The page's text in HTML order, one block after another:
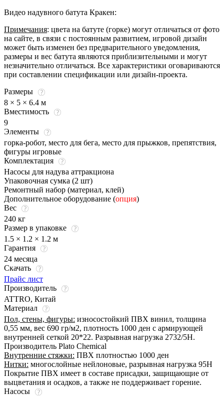
Видео надувного батута Кракен:
Примечания: цвета на батуте (горке) могут отличаться от фото
на сайте, в связи с постоянным развитием, игровой дизайн
может быть изменен без предварительного уведомления,
размеры и вес батута являются приблизительными и могут
незначительно отличаться. Все характеристики оговариваются
при составлении спецификации или дизайн-проекта.
Размеры
8 × 5 × 6.4 м
Вместимость
9
Элементы
горка-робот, место для бега, место для прыжков, препятствия,
фигуры игровые
Комплектация
Насосы для надува аттракциона
Упаковочная сумка (2 шт)
Ремонтный набор (материал, клей)
Дополнительное оборудование (опция)
Вес
240 кг
Размер в упаковке
1.5 × 1.2 × 1.2 м
Гарантия
24 месяца
Скачать
Прайс лист
Производитель
ATTRO, Китай
Материал
Пол, стены, фигуры: износостойкий ПВХ винил, толщина
0,55 мм, вес 690 гр/м2, плотность 1000 ден с армирующей
внутренней сеткой 20*22. Разрывная нагрузка 2732/5Н.
Производитель Plato Chemical
Внутренние стяжки: ПВХ плотностью 1000 ден
Нитки: многослойные нейлоновые, разрывная нагрузка 95Н
Покрытие ПВХ имеет в составе присадки, защищающие от
выцветания и осадков, а также не поддерживает горение.
Насосы